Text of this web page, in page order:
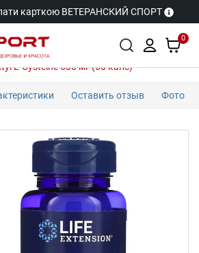
карткою ВЕТЕРАНСКИЙ СПОРТ
0
L-Cysteine 600 мг (60 капс)
Оставить отзыв Фото